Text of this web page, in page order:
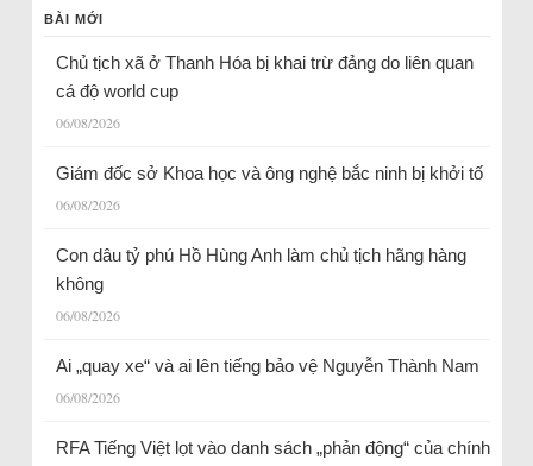
BÀI MỚI
Chủ tịch xã ở Thanh Hóa bị khai trừ đảng do liên quan
cá độ world cup
06/08/2026
Giám đốc sở Khoa học và ông nghệ bắc ninh bị khởi tố
06/08/2026
Con dâu tỷ phú Hồ Hùng Anh làm chủ tịch hãng hàng
không
06/08/2026
Ai „quay xe“ và ai lên tiếng bảo vệ Nguyễn Thành Nam
06/08/2026
RFA Tiếng Việt lọt vào danh sách „phản động“ của chính